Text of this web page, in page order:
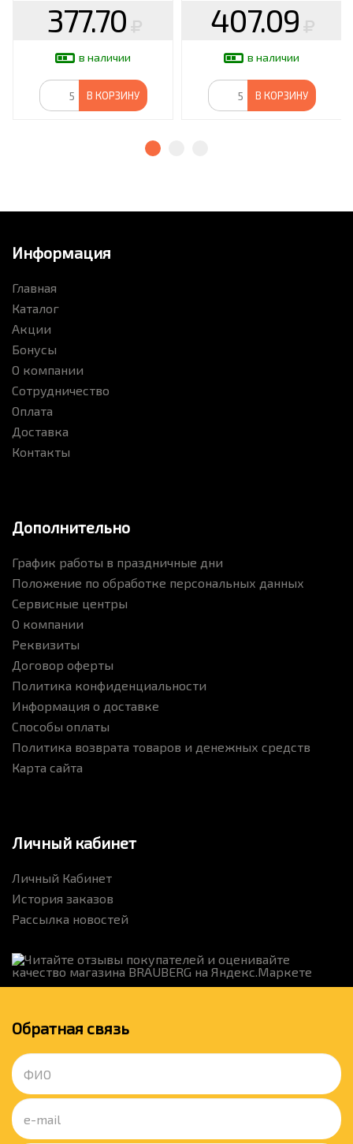
377.70
в наличии
В КОРЗИНУ
407.09
в наличии
В КОРЗИНУ
Информация
Главная
Каталог
Акции
Бонусы
О компании
Сотрудничество
Оплата
Доставка
Контакты
Дополнительно
График работы в праздничные дни
Положение по обработке персональных данных
Сервисные центры
О компании
Реквизиты
Договор оферты
Политика конфиденциальности
Информация о доставке
Способы оплаты
Политика возврата товаров и денежных средств
Карта сайта
Личный кабинет
Личный Кабинет
История заказов
Рассылка новостей
Обратная связь